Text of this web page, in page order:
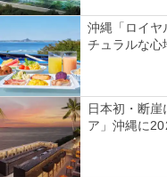
沖縄「ロイヤ
チュラルな心
日本初・断崖
ア」沖縄に